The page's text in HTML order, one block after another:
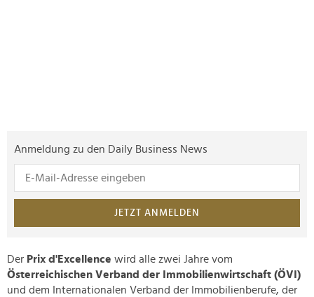
Anmeldung zu den Daily Business News
JETZT ANMELDEN
Der Prix d'Excellence wird alle zwei Jahre vom
Österreichischen Verband der Immobilienwirtschaft (ÖVI)
und dem Internationalen Verband der Immobilienberufe, der